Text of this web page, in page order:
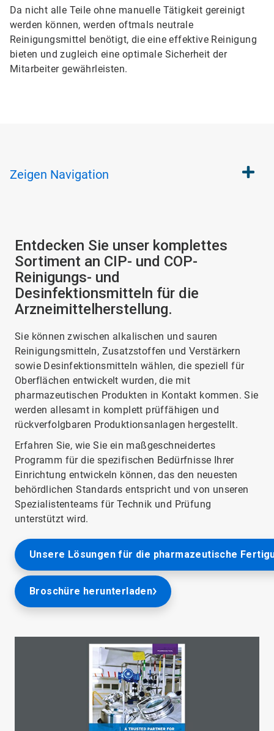
Da nicht alle Teile ohne manuelle Tätigkeit gereinigt
werden können, werden oftmals neutrale
Reinigungsmittel benötigt, die eine effektive Reinigung
bieten und zugleich eine optimale Sicherheit der
Mitarbeiter gewährleisten.
Zeigen Navigation
Entdecken Sie unser komplettes
Sortiment an CIP- und COP-
Reinigungs- und
Desinfektionsmitteln für die
Arzneimittelherstellung.
Sie können zwischen alkalischen und sauren
Reinigungsmitteln, Zusatzstoffen und Verstärkern
sowie Desinfektionsmitteln wählen, die speziell für
Oberflächen entwickelt wurden, die mit
pharmazeutischen Produkten in Kontakt kommen. Sie
werden allesamt in komplett prüffähigen und
rückverfolgbaren Produktionsanlagen hergestellt.
Erfahren Sie, wie Sie ein maßgeschneidertes
Programm für die spezifischen Bedürfnisse Ihrer
Einrichtung entwickeln können, das den neuesten
behördlichen Standards entspricht und von unseren
Spezialistenteams für Technik und Prüfung
unterstützt wird.
Unsere Lösungen​​​​​​​ für die pharmazeutische
Broschüre herunterladen